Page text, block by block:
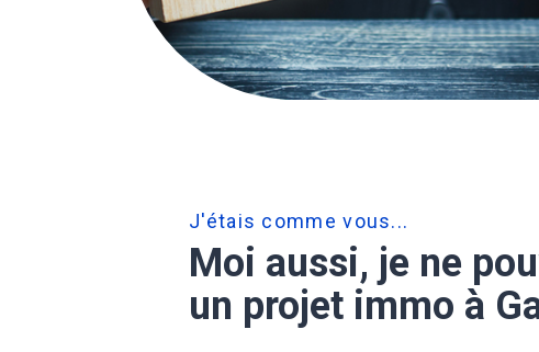
J'étais comme vous...
Moi aussi, je ne
un projet immo à